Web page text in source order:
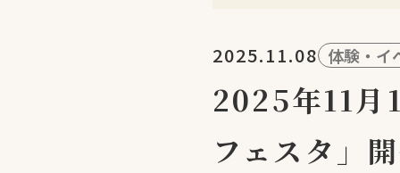
2025.11.08 体験・イ
2025年11月
フェスタ」